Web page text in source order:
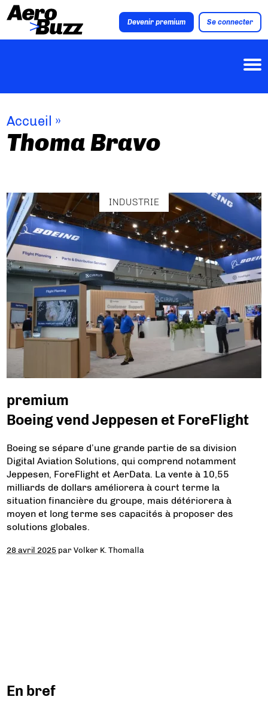
Devenir premium Se connecter
Accueil »
Thoma Bravo
INDUSTRIE
premium
Boeing vend Jeppesen et ForeFlight
Boeing se sépare d’une grande partie de sa division
Digital Aviation Solutions, qui comprend notamment
Jeppesen, ForeFlight et AerData. La vente à 10,55
milliards de dollars améliorera à court terme la
situation financière du groupe, mais détériorera à
moyen et long terme ses capacités à proposer des
solutions globales.
28 avril 2025 parVolker K. Thomalla
En bref